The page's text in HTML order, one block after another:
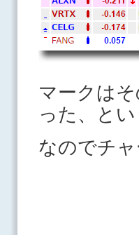
マークは
った、とい
なのでチ